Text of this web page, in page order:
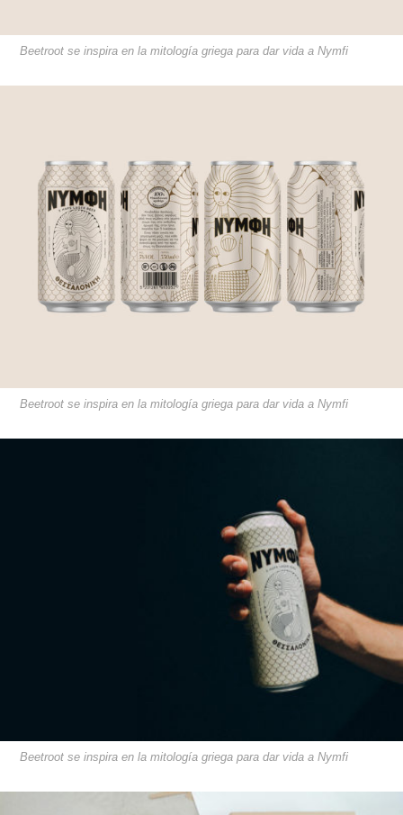
Beetroot se inspira en la mitología griega para dar vida a Nymfi
Beetroot se inspira en la mitología griega para dar vida a Nymfi
Beetroot se inspira en la mitología griega para dar vida a Nymfi